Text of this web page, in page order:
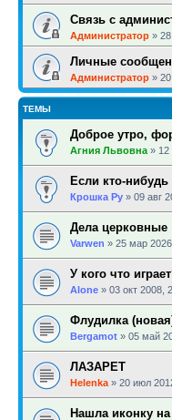
Связь с
Администратор »
Личные
Администратор »
ТЕМЫ
Доброе утро,
Агния Львовна » 12
Если кто-нибудь
Крошка Ру » 09 авг
Дела церковные
Varwen » 25 мар
У кого что
Alone » 03 окт 2008,
Флудилка
Bergamot » 05 май
ЛАЗАРЕТ
Helenka » 20 июл
Нашла иконку на